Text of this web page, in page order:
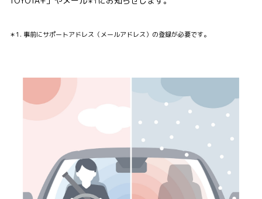
＊1. 事前にサポートアドレス（メールアドレス）の登録が必要です。